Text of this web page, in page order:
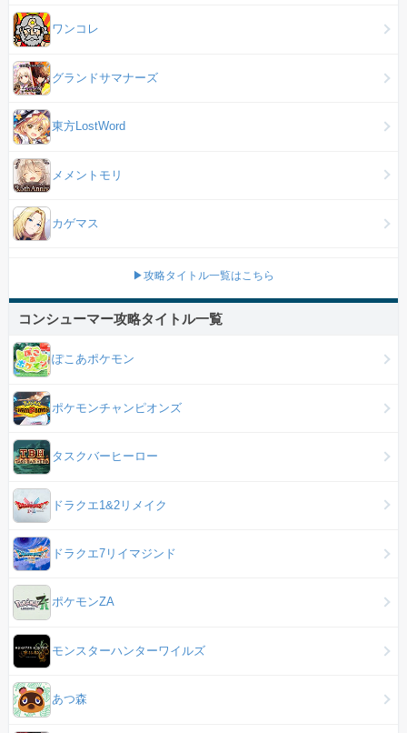
ワンコレ
グランドサマナーズ
東方LostWord
メメントモリ
カゲマス
▶攻略タイトル一覧はこちら
コンシューマー攻略タイトル一覧
ぽこあポケモン
ポケモンチャンピオンズ
タスクバーヒーロー
ドラクエ1&2リメイク
ドラクエ7リイマジンド
ポケモンZA
モンスターハンターワイルズ
あつ森